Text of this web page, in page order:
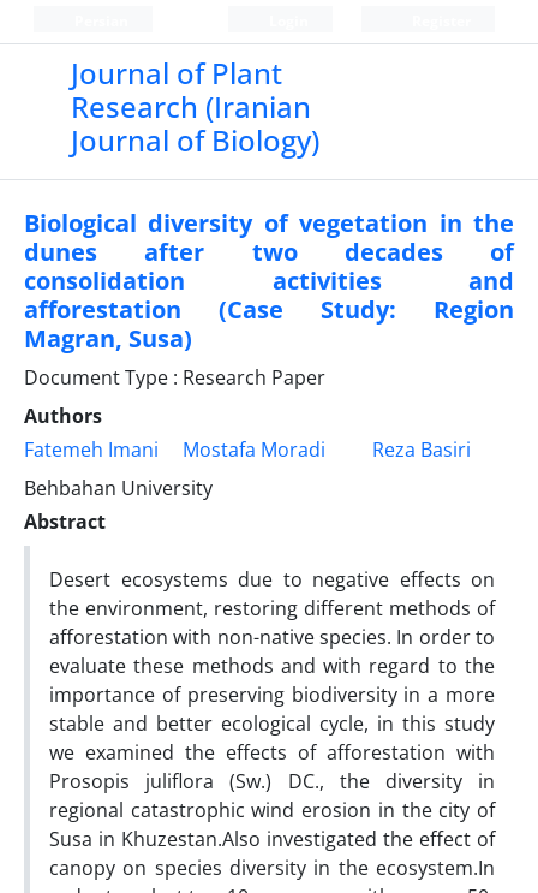
Journal of Plant
Research (Iranian
Journal of Biology)
Biological diversity of vegetation in the
dunes after two decades of
consolidation activities and
afforestation (Case Study: Region
Magran, Susa)
Document Type : Research Paper
Authors
Fatemeh Imani
Mostafa Moradi
Reza Basiri
Behbahan University
Abstract
Desert ecosystems due to negative effects on
the environment, restoring different methods of
afforestation with non-native species. In order to
evaluate these methods and with regard to the
importance of preserving biodiversity in a more
stable and better ecological cycle, in this study
we examined the effects of afforestation with
Prosopis juliflora (Sw.) DC., the diversity in
regional catastrophic wind erosion in the city of
Susa in Khuzestan.Also investigated the effect of
canopy on species diversity in the ecosystem.In